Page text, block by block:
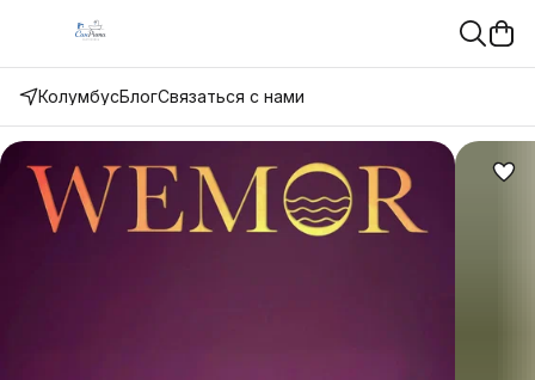
КолумбусБлогСвязаться с нами